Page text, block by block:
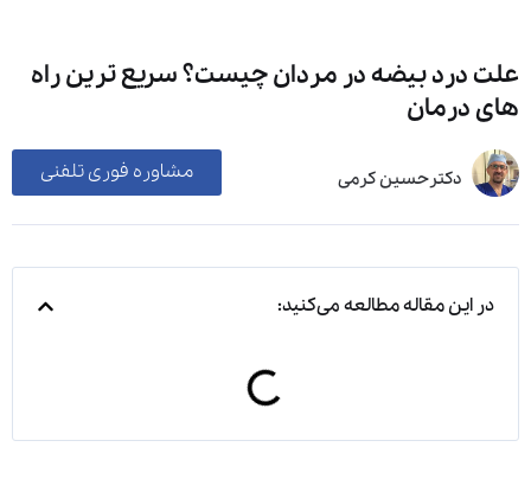
علت درد بیضه در مردان چیست؟ سریع ترین راه
های درمان
دکترحسین کرمی مشاوره فوری تلفنی
در این مقاله مطالعه می‌کنید: